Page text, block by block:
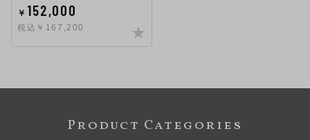
￥ 152,000
税込￥167,200
Product Categories